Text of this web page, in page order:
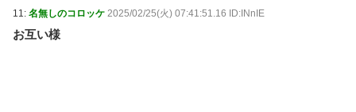
11: 名無しのコロッケ 2025/02/25(火) 07:41:51.16 ID:INnIE
お互い様